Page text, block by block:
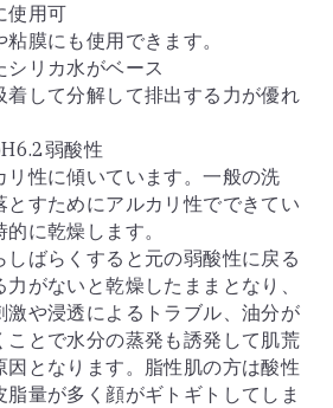
使用可
膜にも使用できます。
リカ水がベース
着して分解して排出する力が優れ
弱酸性
リ性に傾いています。一般の洗
とすためにアルカリ性でできてい
に乾燥します。
ばらくすると元の弱酸性に戻る
がないと乾燥したままとなり、
激や浸透によるトラブル、油分が
ことで水分の蒸発も誘発して肌荒
因となります。脂性肌の方は酸性
量が多く顔がギトギトしてしま